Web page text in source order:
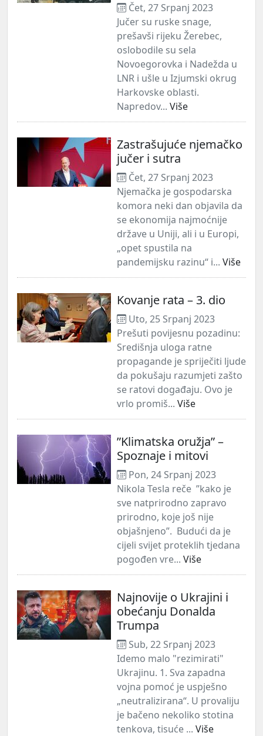
Čet, 27 Srpanj 2023
Jučer su ruske snage,
prešavši rijeku Žerebec,
oslobodile su sela
Novoegorovka i Nadežda u
LNR i ušle u Izjumski okrug
Harkovske oblasti.
Napredov... Više
Zastrašujuće njemačko
jučer i sutra
Čet, 27 Srpanj 2023
Njemačka je gospodarska
komora neki dan objavila da
se ekonomija najmoćnije
države u Uniji, ali i u Europi,
„opet spustila na
pandemijsku razinu“ i... Više
Kovanje rata – 3. dio
Uto, 25 Srpanj 2023
Prešuti povijesnu pozadinu:
Središnja uloga ratne
propagande je spriječiti ljude
da pokušaju razumjeti zašto
se ratovi događaju. Ovo je
vrlo promiš... Više
”Klimatska oružja” –
Spoznaje i mitovi
Pon, 24 Srpanj 2023
Nikola Tesla reče ”kako je
sve natprirodno zapravo
prirodno, koje još nije
objašnjeno”. Budući da je
cijeli svijet proteklih tjedana
pogođen vre... Više
Najnovije o Ukrajini i
obećanju Donalda
Trumpa
Sub, 22 Srpanj 2023
Idemo malo "rezimirati"
Ukrajinu. 1. Sva zapadna
vojna pomoć je uspješno
„neutralizirana“. U provaliju
je bačeno nekoliko stotina
tenkova, tisuće ... Više